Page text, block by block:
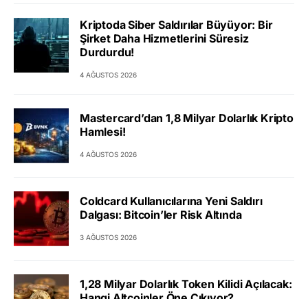
Kriptoda Siber Saldırılar Büyüyor: Bir
Şirket Daha Hizmetlerini Süresiz
Durdurdu!
4 AĞUSTOS 2026
Mastercard’dan 1,8 Milyar Dolarlık Kripto
Hamlesi!
4 AĞUSTOS 2026
Coldcard Kullanıcılarına Yeni Saldırı
Dalgası: Bitcoin’ler Risk Altında
3 AĞUSTOS 2026
1,28 Milyar Dolarlık Token Kilidi Açılacak: